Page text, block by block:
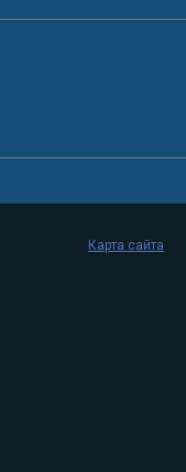
Карта сайта